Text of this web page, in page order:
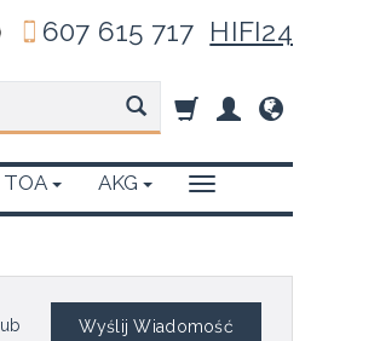
607 615 717 HIFI24
TOA AKG
lub Wyślij Wiadomość